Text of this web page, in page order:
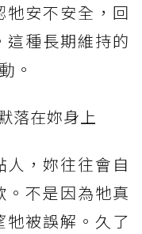
牠安不安全，回
這種長期維持的
。
落在妳身上
，妳往往會自
不是因為牠真
牠被誤解。久了